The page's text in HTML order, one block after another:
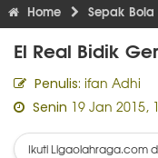
Home Sepak Bola
El Real Bidik
Penulis: ifan Adhi
Senin 19 Jan 2015,
Ikuti Ligaolahraga.com